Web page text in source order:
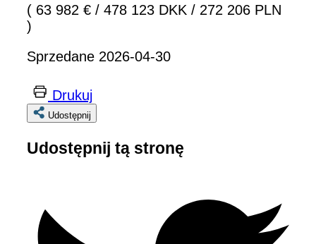
( 63 982 € / 478 123 DKK / 272 206 PLN
)
Sprzedane 2026-04-30
Drukuj
Udostępnij
Udostępnij tą stronę